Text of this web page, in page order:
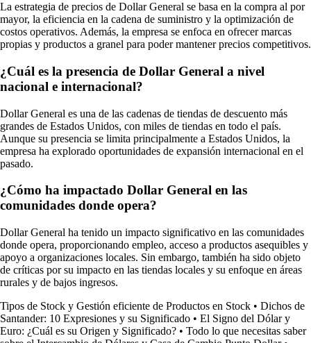
La estrategia de precios de Dollar General se basa en la compra al por
mayor, la eficiencia en la cadena de suministro y la optimización de
costos operativos. Además, la empresa se enfoca en ofrecer marcas
propias y productos a granel para poder mantener precios competitivos.
¿Cuál es la presencia de Dollar General a nivel
nacional e internacional?
Dollar General es una de las cadenas de tiendas de descuento más
grandes de Estados Unidos, con miles de tiendas en todo el país.
Aunque su presencia se limita principalmente a Estados Unidos, la
empresa ha explorado oportunidades de expansión internacional en el
pasado.
¿Cómo ha impactado Dollar General en las
comunidades donde opera?
Dollar General ha tenido un impacto significativo en las comunidades
donde opera, proporcionando empleo, acceso a productos asequibles y
apoyo a organizaciones locales. Sin embargo, también ha sido objeto
de críticas por su impacto en las tiendas locales y su enfoque en áreas
rurales y de bajos ingresos.
Tipos de Stock y Gestión eficiente de Productos en Stock • Dichos de
Santander: 10 Expresiones y su Significado • El Signo del Dólar y
Euro: ¿Cuál es su Origen y Significado? • Todo lo que necesitas saber